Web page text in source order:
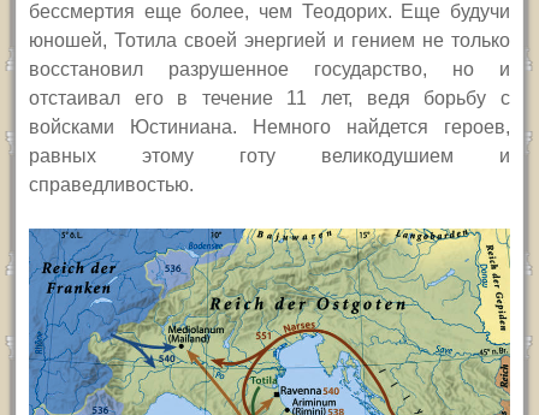
бессмертия еще более, чем Теодорих. Еще будучи
юношей, Тотила своей энергией и гением не только
восстановил разрушенное государство, но и
отстаивал его в течение 11 лет, ведя борьбу с
войсками Юстиниана. Немного найдется героев,
равных этому готу великодушием и
справедливостью.